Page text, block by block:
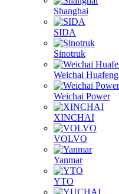
Shanghai
SIDA
Sinotruk
Weichai Huafeng
Weichai Power
XINCHAI
VOLVO
Yanmar
YTO